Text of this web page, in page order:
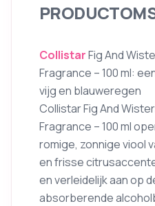
CollistarFig And
Fragrance – 100 ml:
vijg en blauweregen
Collistar Fig And
Fragrance – 100 ml
romige, zonnige viool
en frisse
en verleidelijk aan op
absorberende